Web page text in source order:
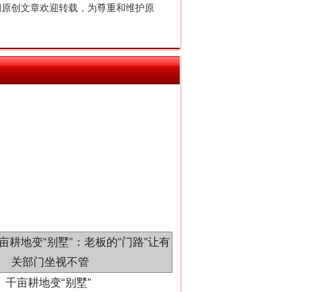
创文章欢迎转载，为尊重和维护原